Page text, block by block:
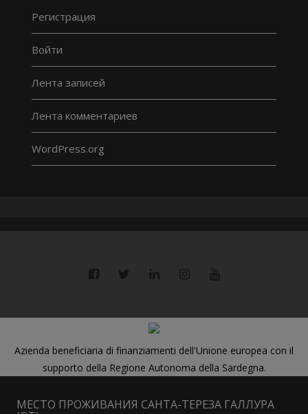
Регистрация
Войти
Лента записей
Лента комментариев
WordPress.org
Azienda beneficiaria di finanziamenti dell'Unione europea con il
supporto della Regione Autonoma della Sardegna.
МЕСТО ПРОЖИВАНИЯ САНТА-ТЕРЕЗА ГАЛЛУРА